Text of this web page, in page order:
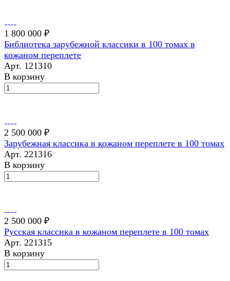
1 800 000 ₽
Библиотека зарубежной классики в 100 томах в
кожаном переплете
Арт. 121310
В корзину
2 500 000 ₽
Зарубежная классика в кожаном переплете в 100 томах
Арт. 221316
В корзину
2 500 000 ₽
Русская классика в кожаном переплете в 100 томах
Арт. 221315
В корзину